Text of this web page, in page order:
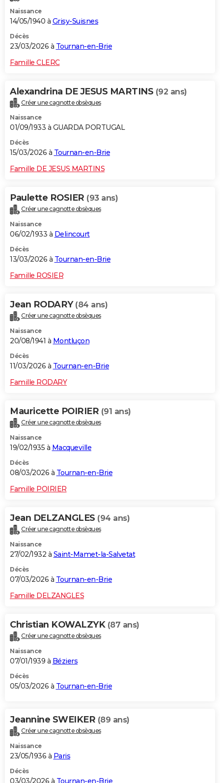
Naissance
14/05/1940 à Grisy-Suisnes
Décès
23/03/2026 à Tournan-en-Brie
Famille CLERC
Alexandrina DE JESUS MARTINS (92 ans)
Créer une cagnotte obsèques
Naissance
01/09/1933 à GUARDA PORTUGAL
Décès
15/03/2026 à Tournan-en-Brie
Famille DE JESUS MARTINS
Paulette ROSIER (93 ans)
Créer une cagnotte obsèques
Naissance
06/02/1933 à Delincourt
Décès
13/03/2026 à Tournan-en-Brie
Famille ROSIER
Jean RODARY (84 ans)
Créer une cagnotte obsèques
Naissance
20/08/1941 à Montluçon
Décès
11/03/2026 à Tournan-en-Brie
Famille RODARY
Mauricette POIRIER (91 ans)
Créer une cagnotte obsèques
Naissance
19/02/1935 à Macqueville
Décès
08/03/2026 à Tournan-en-Brie
Famille POIRIER
Jean DELZANGLES (94 ans)
Créer une cagnotte obsèques
Naissance
27/02/1932 à Saint-Mamet-la-Salvetat
Décès
07/03/2026 à Tournan-en-Brie
Famille DELZANGLES
Christian KOWALZYK (87 ans)
Créer une cagnotte obsèques
Naissance
07/01/1939 à Béziers
Décès
05/03/2026 à Tournan-en-Brie
Jeannine SWEIKER (89 ans)
Créer une cagnotte obsèques
Naissance
23/05/1936 à Paris
Décès
03/03/2026 à Tournan-en-Brie